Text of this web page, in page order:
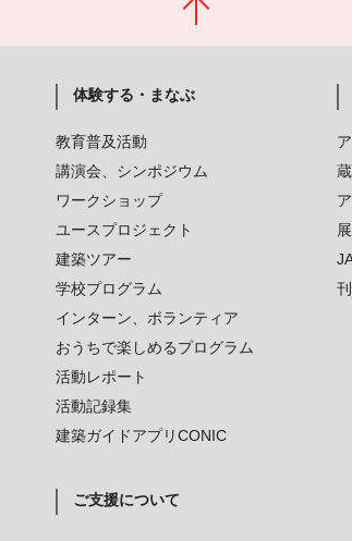
体験する・まなぶ
教育普及活動
講演会、シンポジウム
ワークショップ
ユースプロジェクト
建築ツアー
学校プログラム
インターン、ボランティア
おうちで楽しめるプログラム
活動レポート
活動記録集
建築ガイドアプリCONIC
ご支援について